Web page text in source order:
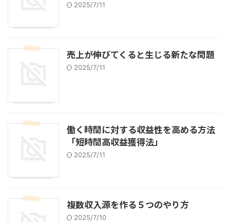
2025/7/11
売上が伸びてくると生じる新たな問題
2025/7/11
働く時間に対する収益性を高める方法
「短時間高収益獲得法」
2025/7/11
複数収入源を作る５つのやり方
2025/7/10